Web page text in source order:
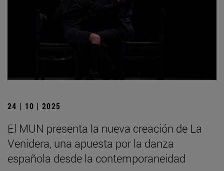
24 | 10 | 2025
El MUN presenta la nueva creación de La
Venidera, una apuesta por la danza
española desde la contemporaneidad